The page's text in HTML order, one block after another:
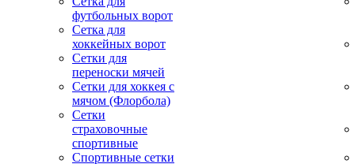
футбольных ворот
Сетка для
хоккейных ворот
Сетки для
переноски мячей
Сетки для хоккея с
мячом (Флорбола)
Сетки
страховочные
спортивные
Спортивные сетки